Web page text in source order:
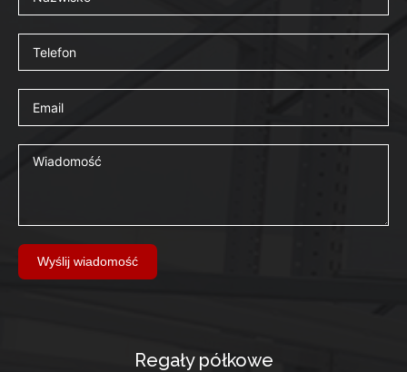
Wyślij wiadomość
Regały półkowe